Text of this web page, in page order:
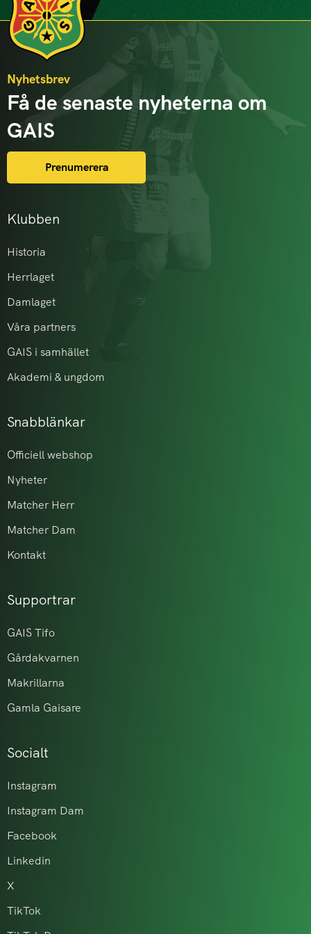
Klubben
Historia
Herrlaget
Damlaget
Våra partners
GAIS i samhället
Akademi & ungdom
Snabblänkar
Officiell webshop
Nyheter
Matcher Herr
Matcher Dam
Kontakt
Supportrar
GAIS Tifo
Gårdakvarnen
Makrillarna
Gamla Gaisare
Socialt
Instagram
Instagram Dam
Facebook
Linkedin
X
TikTok
Nyhetsbrev
Få de senaste nyheterna om
GAIS
Prenumerera